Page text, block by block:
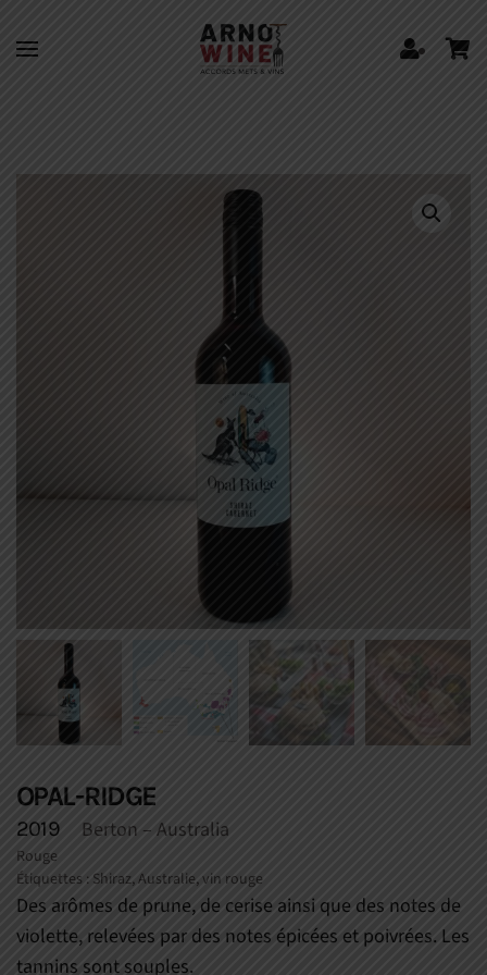
Skip to main content
OPAL-RIDGE
2019 Berton – Australia
Rouge
Étiquettes : Shiraz,Australie,vin rouge
Des arômes de prune, de cerise ainsi que des notes de
violette, relevées par des notes épicées et poivrées. Les
tannins sont souples.